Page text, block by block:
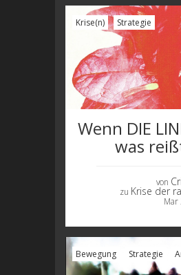
Krise(n) Strategie
Wenn DIE
was
von
zu Krise der
Mar
Bewegung Strategie